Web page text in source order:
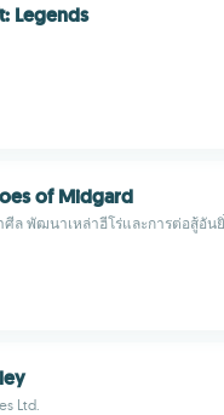
Legends
of Midgard
ศีล พัฒนาเหล่าฮีโร่และการต่อสู้อัน
Ltd.